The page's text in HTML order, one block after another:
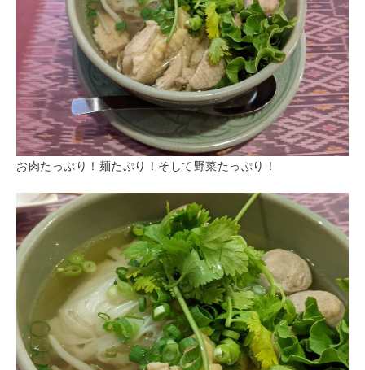
お肉たっぷり！麺たぷり！そして野菜たっぷり！